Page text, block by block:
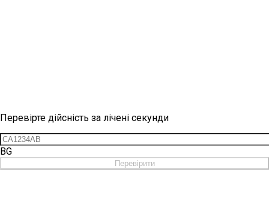
Перевірте дійсність за лічені секунди
BG
Перевірити